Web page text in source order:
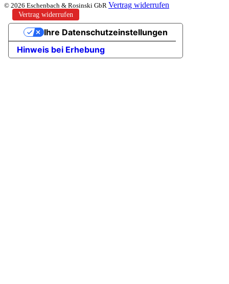
© 2026 Eschenbach & Rosinski GbR Vertrag widerrufen
Vertrag widerrufen
Hinweis bei Erhebung
Ihre Datenschutzeinstellungen